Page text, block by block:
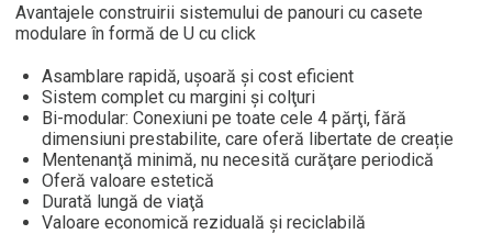
Avantajele construirii sistemului de panouri cu casete
modulare în formă de U cu click
Asamblare rapidă, uşoară şi cost eficient
Sistem complet cu margini şi colţuri
Bi-modular: Conexiuni pe toate cele 4 părţi, fără
dimensiuni prestabilite, care oferă libertate de creație
Mentenanţă minimă, nu necesită curăţare periodică
Oferă valoare estetică
Durată lungă de viaţă
Valoare economică reziduală şi reciclabilă